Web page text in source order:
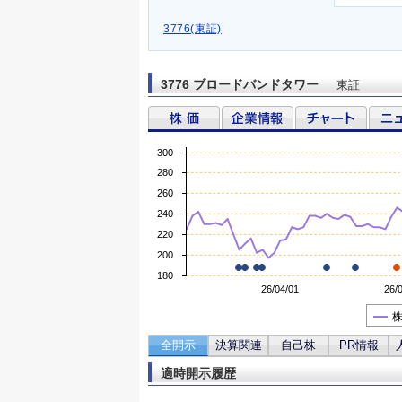
3776(東証)
3776 ブロードバンドタワー 東証